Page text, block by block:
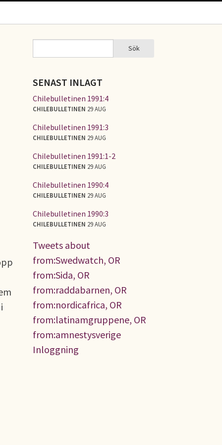
SÖKFORMULÄR Sök
SENAST INLAGT
Chilebulletinen 1991:4
CHILEBULLETINEN 29 AUG
Chilebulletinen 1991:3
CHILEBULLETINEN 29 AUG
Chilebulletinen 1991:1-2
CHILEBULLETINEN 29 AUG
Chilebulletinen 1990:4
CHILEBULLETINEN 29 AUG
Chilebulletinen 1990:3
CHILEBULLETINEN 29 AUG
Tweets about
from:Swedwatch, OR
from:Sida, OR
from:raddabarnen, OR
from:nordicafrica, OR
from:latinamgruppene, OR
from:amnestysverige
Inloggning